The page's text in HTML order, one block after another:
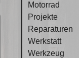
Motorrad
Projekte
Reparaturen
Werkstatt
Werkzeug